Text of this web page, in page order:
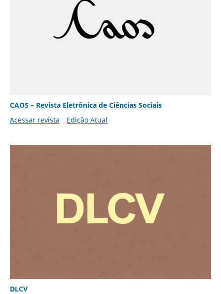
CAOS – Revista Eletrônica de Ciências Sociais
Acessar revista
Edição Atual
DLCV